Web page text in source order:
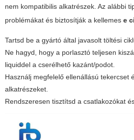
nem kompatibilis alkatrészek. Az alábbi
problémákat és biztosítják a kellemes e
Tartsd be a gyártó által javasolt töltési
Ne hagyd, hogy a porlasztó teljesen
liquiddel a cserélhető kazánt/podot.
Használj megfelelő ellenállású tekercset
alkatrészeket.
Rendszeresen tisztítsd a csatlakozókat